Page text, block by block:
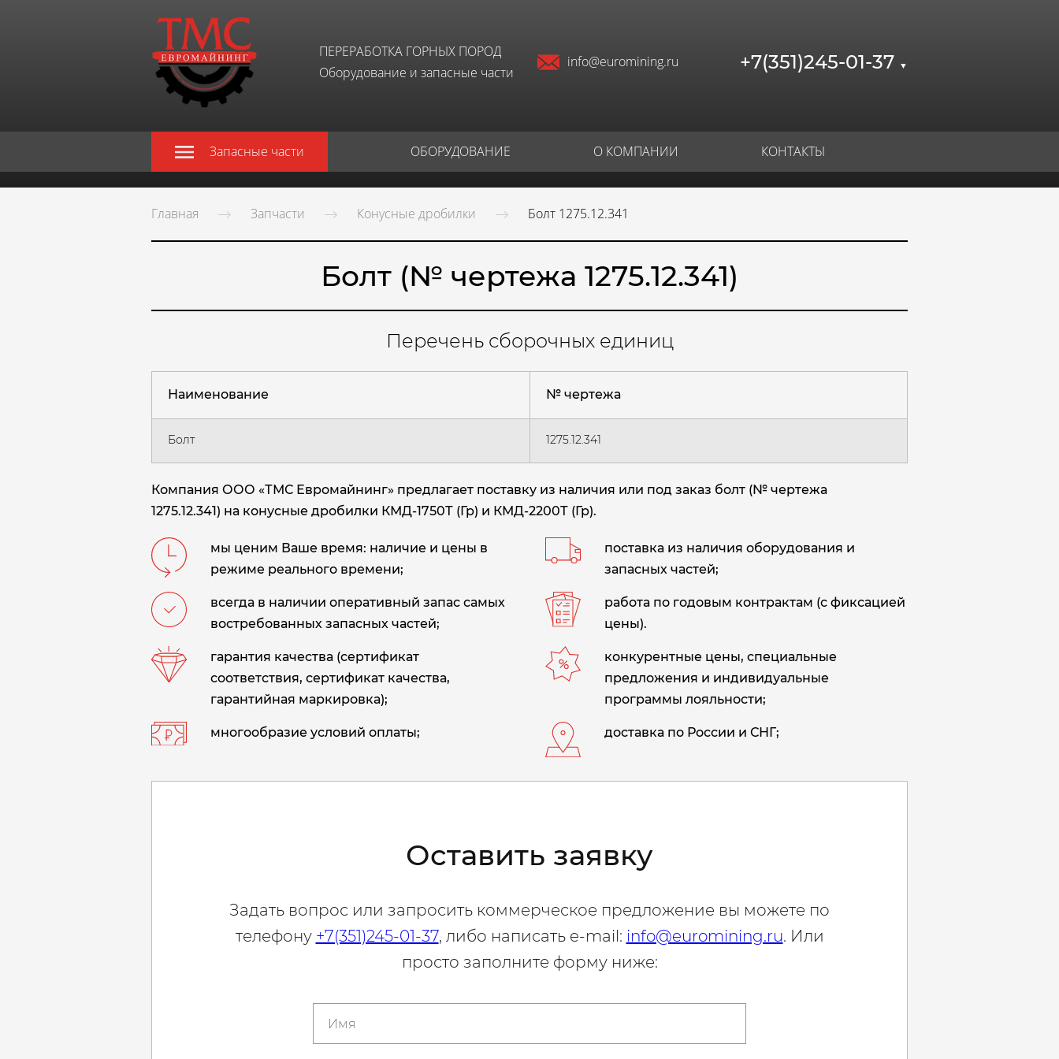
ПЕРЕРАБОТКА ГОРНЫХ ПОРОД
Оборудование и запасные части
info@euromining.ru +7(351)245-01-37 ▼
Запасные части ОБОРУДОВАНИЕ О КОМПАНИИ КОНТАКТЫ
Главная Запчасти Конусные дробилки Болт 1275.12.341
Болт (№ чертежа 1275.12.341)
Перечень сборочных единиц
Наименование № чертежа
Болт 1275.12.341
Компания ООО «ТМС Евромайнинг» предлагает поставку из наличия или под заказ болт (№ чертежа
1275.12.341) на конусные дробилки КМД-1750Т (Гр) и КМД-2200Т (Гр).
мы ценим Ваше время: наличие и цены в
режиме реального времени;
поставка из наличия оборудования и
запасных частей;
всегда в наличии оперативный запас самых
востребованных запасных частей;
работа по годовым контрактам (с фиксацией
цены).
гарантия качества (сертификат
соответствия, сертификат качества,
гарантийная маркировка);
конкурентные цены, специальные
предложения и индивидуальные
программы лояльности;
многообразие условий оплаты; доставка по России и СНГ;
Оставить заявку
Задать вопрос или запросить коммерческое предложение вы можете по
телефону +7(351)245-01-37, либо написать e-mail: info@euromining.ru. Или
просто заполните форму ниже: